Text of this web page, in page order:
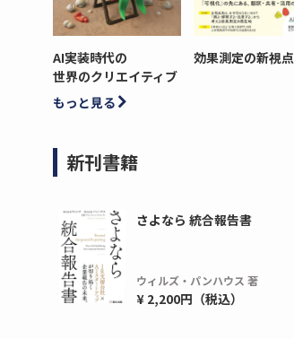
AI実装時代の
世界のクリエイティブ
効果測定の新視点
もっと見る
新刊書籍
さよなら 統合報告書
ウィルズ・パンハウス 著
¥ 2,200円（税込）